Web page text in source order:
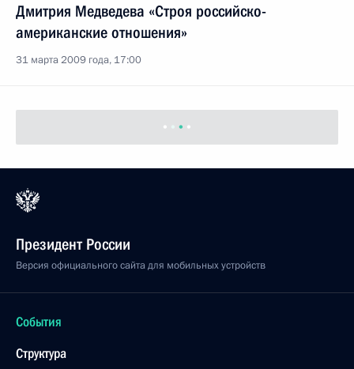
Дмитрия Медведева «Строя российско-
американские отношения»
31 марта 2009 года, 17:00
Президент России
Версия официального сайта для мобильных устройств
События
Структура